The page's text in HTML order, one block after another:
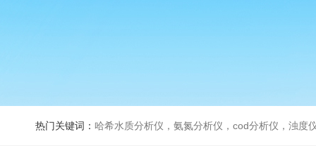
热门关键词： 哈希水质分析仪，氨氮分析仪，cod分析仪，浊度